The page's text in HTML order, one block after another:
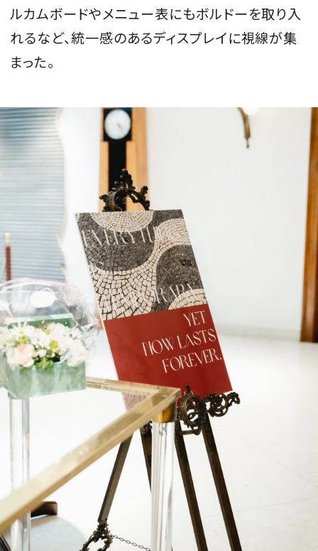
ルカムボードやメニュー表にもボルドーを取り入
れるなど、統一感のあるディスプレイに視線が集
まった。